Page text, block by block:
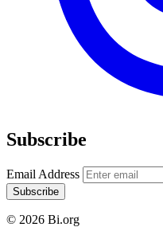
Subscribe
Email Address
Subscribe
© 2026 Bi.org